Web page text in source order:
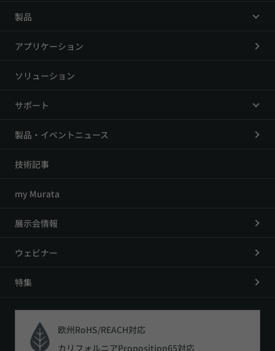
製品
アプリケーション
ソリューション
サポート
製品・イベントニュース
技術記事
my Murata
展示会情報
ウェビナー
特集
欧州RoHS/REACH対応
カリフォルニアProposition65対応